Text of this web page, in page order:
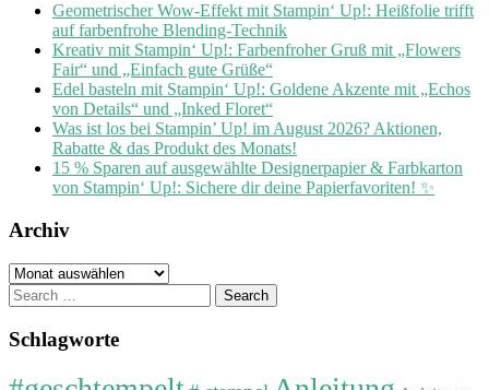
Geometrischer Wow-Effekt mit Stampin‘ Up!: Heißfolie trifft
auf farbenfrohe Blending-Technik
Kreativ mit Stampin‘ Up!: Farbenfroher Gruß mit „Flowers
Fair“ und „Einfach gute Grüße“
Edel basteln mit Stampin‘ Up!: Goldene Akzente mit „Echos
von Details“ und „Inked Floret“
Was ist los bei Stampin’ Up! im August 2026? Aktionen,
Rabatte & das Produkt des Monats!
15 % Sparen auf ausgewählte Designerpapier & Farbkarton
von Stampin‘ Up!: Sichere dir deine Papierfavoriten! ✨
Archiv
Archiv
Search
for:
Schlagworte